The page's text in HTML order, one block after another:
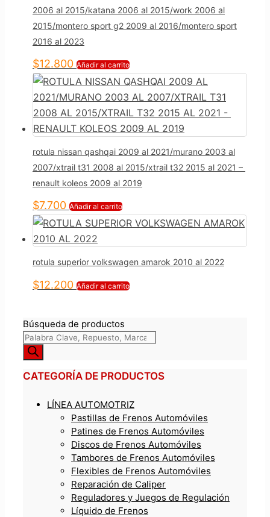
2006 al 2015/katana 2006 al 2015/work 2006 al
2015/montero sport g2 2009 al 2016/montero sport
2016 al 2023
$12.800 Añadir al carrito
rotula nissan qashqai 2009 al 2021/murano 2003 al
2007/xtrail t31 2008 al 2015/xtrail t32 2015 al 2021 –
renault koleos 2009 al 2019
$7.700 Añadir al carrito
rotula superior volkswagen amarok 2010 al 2022
$12.200 Añadir al carrito
Búsqueda de productos
CATEGORÍA DE PRODUCTOS
LÍNEA AUTOMOTRIZ
Pastillas de Frenos Automóviles
Patines de Frenos Automóviles
Discos de Frenos Automóviles
Tambores de Frenos Automóviles
Flexibles de Frenos Automóviles
Reparación de Caliper
Reguladores y Juegos de Regulación
Líquido de Frenos